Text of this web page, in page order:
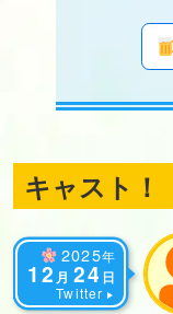
キャスト！
2025年
12月 24 日
Twitter